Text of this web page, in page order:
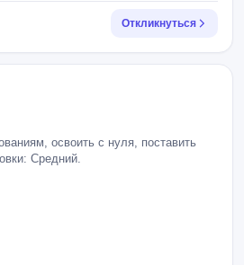
Откликнуться
освоить с нуля, поставить
Средний.